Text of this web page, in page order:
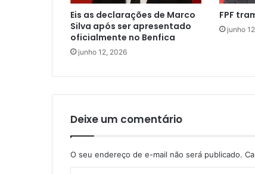
Eis as declarações de Marco
Silva após ser apresentado
oficialmente no Benfica
junho 12, 2026
FPF
junho
Deixe um comentário
O seu endereço de e-mail não será publicado.